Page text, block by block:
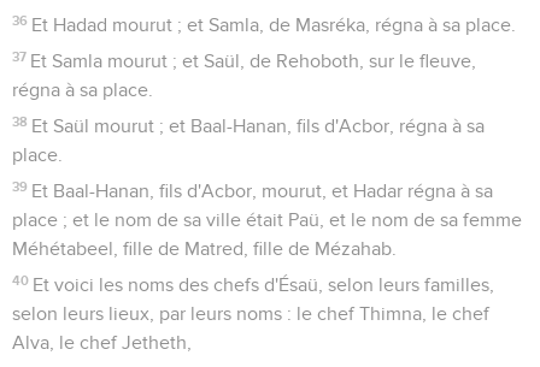
36 Et Hadad mourut ; et Samla, de Masréka, régna à sa place.
37 Et Samla mourut ; et Saül, de Rehoboth, sur le fleuve,
régna à sa place.
38 Et Saül mourut ; et Baal-Hanan, fils d'Acbor, régna à sa
place.
39 Et Baal-Hanan, fils d'Acbor, mourut, et Hadar régna à sa
place ; et le nom de sa ville était Paü, et le nom de sa femme
Méhétabeel, fille de Matred, fille de Mézahab.
40 Et voici les noms des chefs d'Ésaü, selon leurs familles,
selon leurs lieux, par leurs noms : le chef Thimna, le chef
Alva, le chef Jetheth,